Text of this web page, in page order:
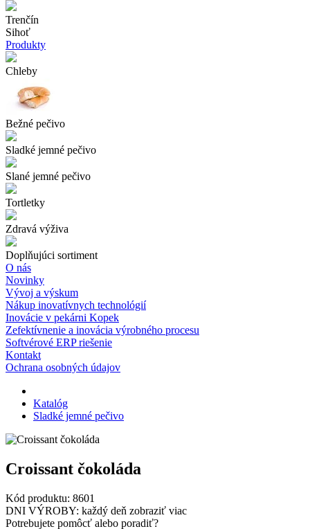
Trenčín
Sihoť
Produkty
Chleby
Bežné pečivo
Sladké jemné pečivo
Slané jemné pečivo
Tortletky
Zdravá výživa
Doplňujúci sortiment
O nás
Novinky
Vývoj a výskum
Nákup inovatívnych technológií
Inovácie v pekárni Kopek
Zefektívnenie a inovácia výrobného procesu
Softvérové ERP riešenie
Kontakt
Ochrana osobných údajov
Katalóg
Sladké jemné pečivo
Croissant čokoláda
Kód produktu: 8601
DNI VÝROBY: každý deň zobraziť viac
Potrebujete pomôcť alebo poradiť?